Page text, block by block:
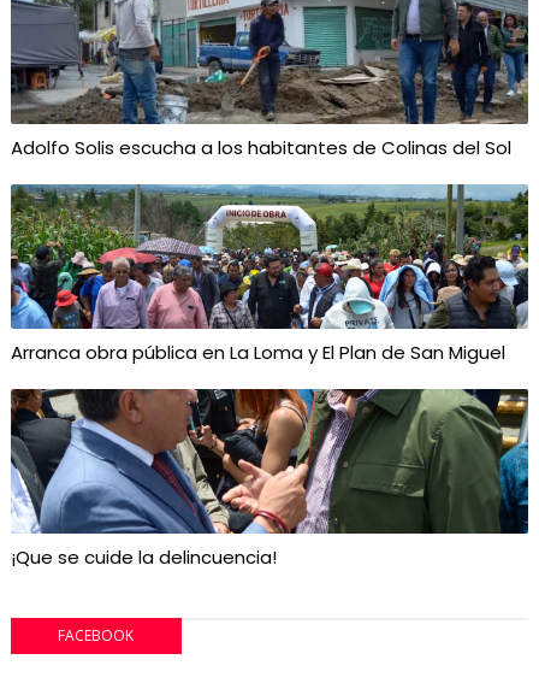
Adolfo Solis escucha a los habitantes de Colinas del Sol
Arranca obra pública en La Loma y El Plan de San Miguel
¡Que se cuide la delincuencia!
FACEBOOK